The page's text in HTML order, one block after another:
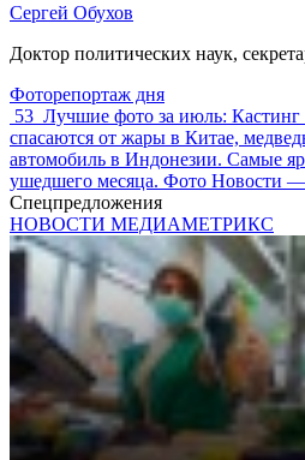
Сергей Обухов
Доктор политических наук,
Фоторепортаж дня
53 Лучшие фото за июль: Кастинг
спасаются от жары в Китае,
автомобиль в Индонезии. Самые
ушедшего месяца. Фото Новости
Спецпредложения
НОВОСТИ МЕДИАМЕТРИКС